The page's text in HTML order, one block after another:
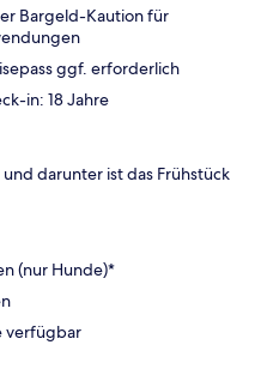
Bargeld-Kaution für
ggf. erforderlich
in: 18 Jahre
und darunter ist das Frühstück
(nur Hunde)*
verfügbar